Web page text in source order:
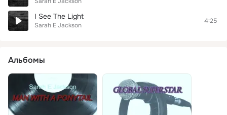
I See The Light
Sarah E Jackson
4:25
Альбомы